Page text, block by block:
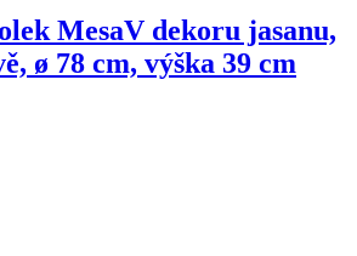
MesaV dekoru jasanu,
ø 78 cm, výška 39 cm